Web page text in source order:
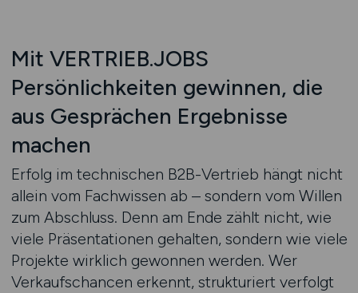
Mit VERTRIEB.JOBS
Persönlichkeiten gewinnen, die
aus Gesprächen Ergebnisse
machen
Erfolg im technischen B2B-Vertrieb hängt nicht
allein vom Fachwissen ab – sondern vom Willen
zum Abschluss. Denn am Ende zählt nicht, wie
viele Präsentationen gehalten, sondern wie viele
Projekte wirklich gewonnen werden. Wer
Verkaufschancen erkennt, strukturiert verfolgt